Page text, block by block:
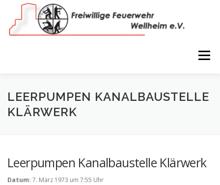
springen
Menü
NEWS VEREIN 150 JAHRE FEUERWEHR
COOKIE-RICHTLINIE (EU)
LEERPUMPEN KANALBAUSTELLE
KLÄRWERK
Leerpumpen Kanalbaustelle Klärwerk
Datum: 7. März 1973 um 7:55 Uhr